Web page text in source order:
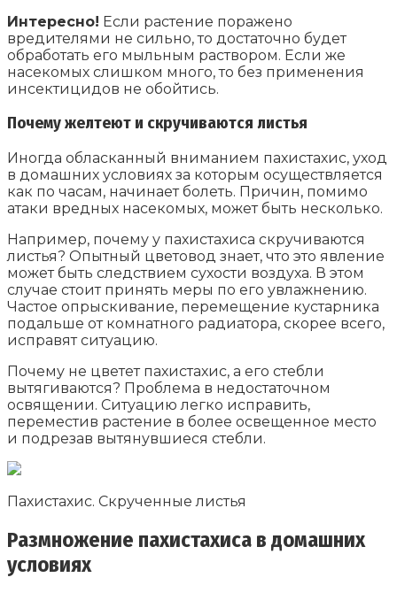
Интересно! Если растение поражено
вредителями не сильно, то достаточно будет
обработать его мыльным раствором. Если же
насекомых слишком много, то без применения
инсектицидов не обойтись.
Почему желтеют и скручиваются листья
Иногда обласканный вниманием пахистахис, уход
в домашних условиях за которым осуществляется
как по часам, начинает болеть. Причин, помимо
атаки вредных насекомых, может быть несколько.
Например, почему у пахистахиса скручиваются
листья? Опытный цветовод знает, что это явление
может быть следствием сухости воздуха. В этом
случае стоит принять меры по его увлажнению.
Частое опрыскивание, перемещение кустарника
подальше от комнатного радиатора, скорее всего,
исправят ситуацию.
Почему не цветет пахистахис, а его стебли
вытягиваются? Проблема в недостаточном
освящении. Ситуацию легко исправить,
переместив растение в более освещенное место
и подрезав вытянувшиеся стебли.
Пахистахис. Скрученные листья
Размножение пахистахиса в домашних
условиях